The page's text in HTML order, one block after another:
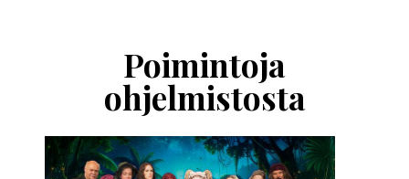
Poimintoja
ohjelmistosta